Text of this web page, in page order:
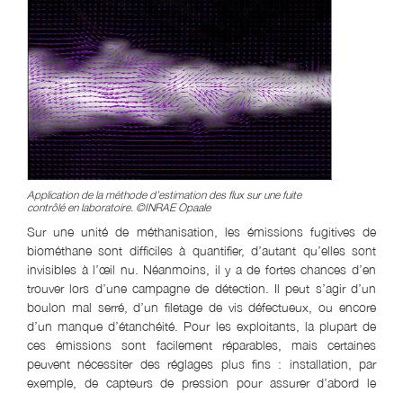
Application de la méthode d’estimation des flux sur une fuite
contrôlé en laboratoire. ©INRAE Opaale
Sur une unité de méthanisation, les émissions fugitives de
biométhane sont difficiles à quantifier, d’autant qu’elles sont
invisibles à l’œil nu. Néanmoins, il y a de fortes chances d’en
trouver lors d’une campagne de détection. Il peut s’agir d’un
boulon mal serré, d’un filetage de vis défectueux, ou encore
d’un manque d’étanchéité. Pour les exploitants, la plupart de
ces émissions sont facilement réparables, mais certaines
peuvent nécessiter des réglages plus fins : installation, par
exemple, de capteurs de pression pour assurer d’abord le